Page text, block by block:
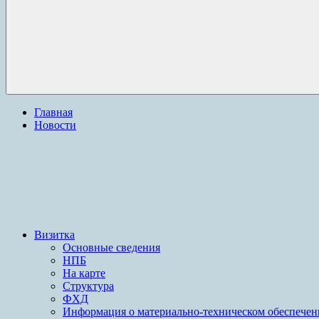
Главная
Новости
Визитка
Основные сведения
НПБ
На карте
Структура
ФХД
Информация о материально-техническом